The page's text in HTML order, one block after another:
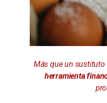
Más que un sustituto
herramienta